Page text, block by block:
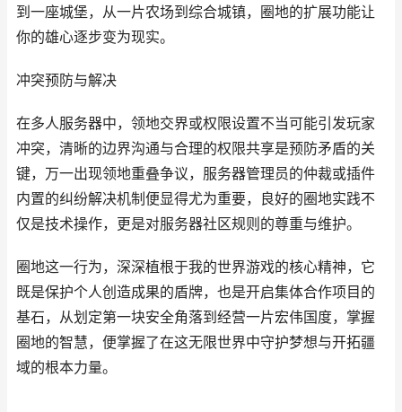
到一座城堡，从一片农场到综合城镇，圈地的扩展功能让
你的雄心逐步变为现实。
冲突预防与解决
在多人服务器中，领地交界或权限设置不当可能引发玩家
冲突，清晰的边界沟通与合理的权限共享是预防矛盾的关
键，万一出现领地重叠争议，服务器管理员的仲裁或插件
内置的纠纷解决机制便显得尤为重要，良好的圈地实践不
仅是技术操作，更是对服务器社区规则的尊重与维护。
圈地这一行为，深深植根于我的世界游戏的核心精神，它
既是保护个人创造成果的盾牌，也是开启集体合作项目的
基石，从划定第一块安全角落到经营一片宏伟国度，掌握
圈地的智慧，便掌握了在这无限世界中守护梦想与开拓疆
域的根本力量。